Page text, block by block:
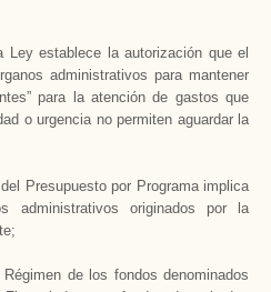
establece la autorización que el
administrativos para mantener
para la atención de gastos que
o urgencia no permiten aguardar la
Presupuesto por Programa implica
administrativos originados por la
de los fondos denominados